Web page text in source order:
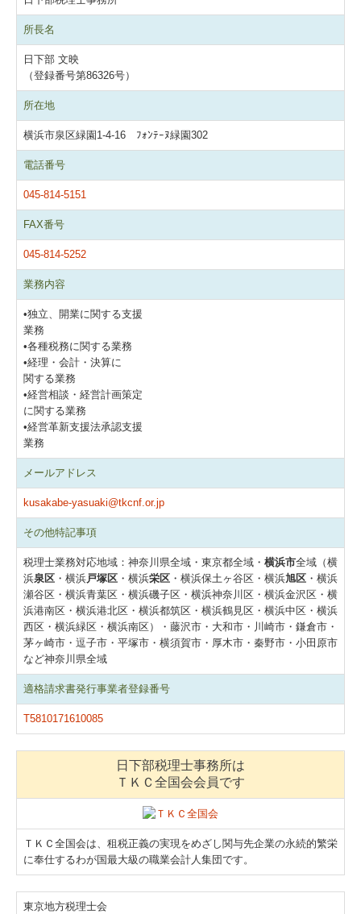
所長名
日下部 文映
（登録番号第86326号）
所在地
横浜市泉区緑園1-4-16 ﾌｫﾝﾃｰﾇ緑園302
電話番号
045-814-5151
FAX番号
045-814-5252
業務内容
•独立、開業に関する支援
業務
•各種税務に関する業務
•経理・会計・決算に
関する業務
•経営相談・経営計画策定
に関する業務
•経営革新支援法承認支援
業務
メールアドレス
kusakabe-yasuaki@tkcnf.or.jp
その他特記事項
税理士業務対応地域：神奈川県全域・東京都全域・ 横浜市全域（横
浜泉区 ・横浜戸塚区 ・横浜栄区 ・横浜保土ヶ谷区・横浜旭区 ・横浜
瀬谷区・横浜青葉区・横浜磯子区・横浜神奈川区・横浜金沢区・横
浜港南区・横浜港北区・横浜都筑区・横浜鶴見区・横浜中区・横浜
西区・横浜緑区・横浜南区）・藤沢市・大和市・川崎市・鎌倉市・
茅ヶ崎市・逗子市・平塚市・横須賀市・厚木市・秦野市・小田原市
など神奈川県全域
適格請求書発行事業者登録番号
T5810171610085
日下部税理士事務所は
ＴＫＣ全国会会員です
ＴＫＣ全国会は、租税正義の実現をめざし関与先企業の永続的繁栄
に奉仕するわが国最大級の職業会計人集団です。
東京地方税理士会